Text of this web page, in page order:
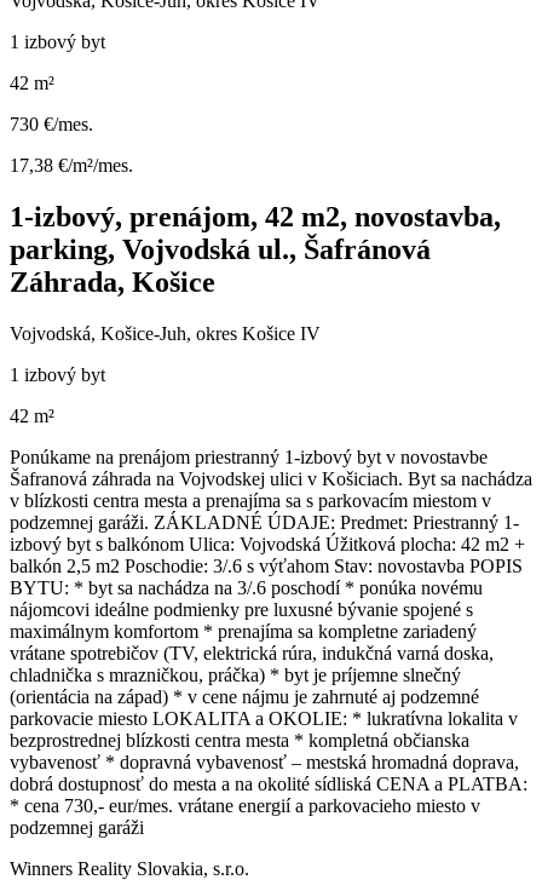
1 izbový byt
42 m²
730 €/mes.
17,38 €/m²/mes.
1-izbový, prenájom, 42 m2, novostavba,
parking, Vojvodská ul., Šafránová
Záhrada, Košice
Vojvodská, Košice-Juh, okres Košice IV
1 izbový byt
42 m²
Ponúkame na prenájom priestranný 1-izbový byt v novostavbe
Šafranová záhrada na Vojvodskej ulici v Košiciach. Byt sa nachádza
v blízkosti centra mesta a prenajíma sa s parkovacím miestom v
podzemnej garáži. ZÁKLADNÉ ÚDAJE: Predmet: Priestranný 1-
izbový byt s balkónom Ulica: Vojvodská Úžitková plocha: 42 m2 +
balkón 2,5 m2 Poschodie: 3/.6 s výťahom Stav: novostavba POPIS
BYTU: * byt sa nachádza na 3/.6 poschodí * ponúka novému
nájomcovi ideálne podmienky pre luxusné bývanie spojené s
maximálnym komfortom * prenajíma sa kompletne zariadený
vrátane spotrebičov (TV, elektrická rúra, indukčná varná doska,
chladnička s mrazničkou, práčka) * byt je príjemne slnečný
(orientácia na západ) * v cene nájmu je zahrnuté aj podzemné
parkovacie miesto LOKALITA a OKOLIE: * lukratívna lokalita v
bezprostrednej blízkosti centra mesta * kompletná občianska
vybavenosť * dopravná vybavenosť – mestská hromadná doprava,
dobrá dostupnosť do mesta a na okolité sídliská CENA a PLATBA:
* cena 730,- eur/mes. vrátane energií a parkovacieho miesto v
podzemnej garáži
Winners Reality Slovakia, s.r.o.